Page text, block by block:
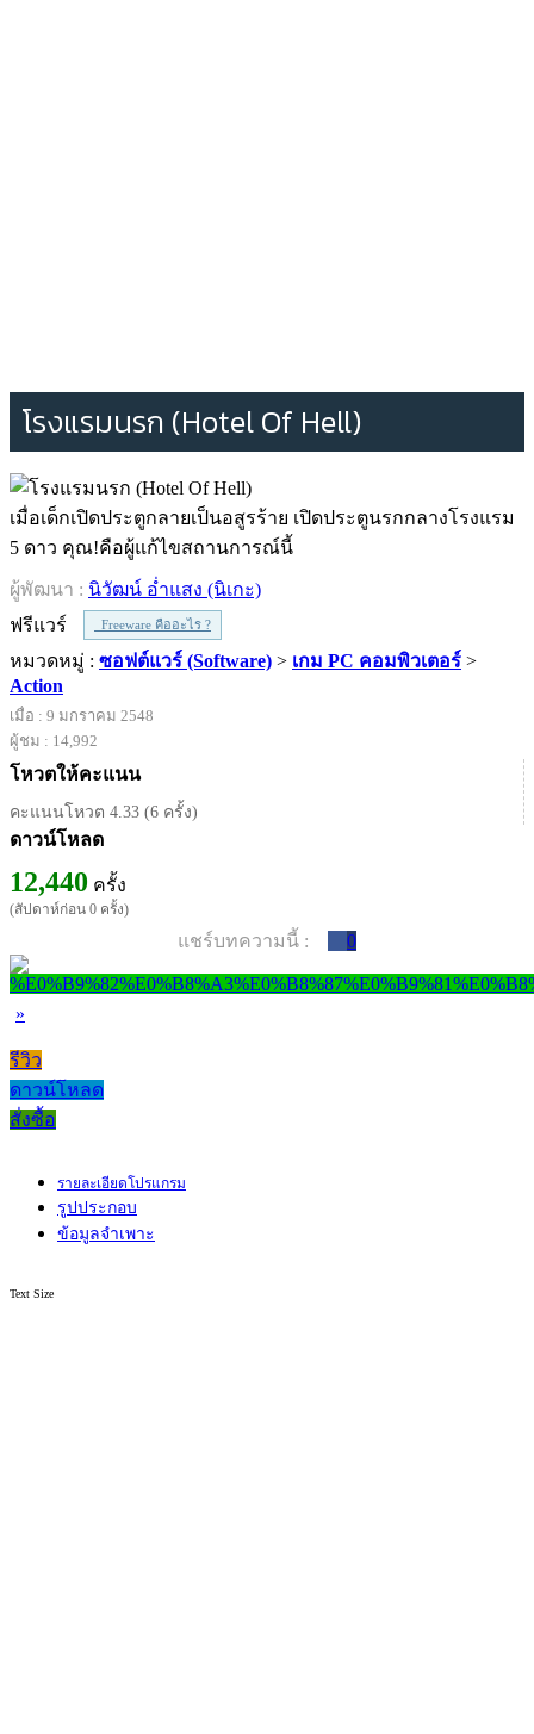
โรงแรมนรก (Hotel Of Hell)
เมื่อเด็กเปิดประตูกลายเป็นอสูรร้าย เปิดประตูนรกกลางโรงแรม
5 ดาว คุณ!คือผู้แก้ไขสถานการณ์นี้
ผู้พัฒนา : นิวัฒน์ อ่ำแสง (นิเกะ)
ฟรีแวร์
Freeware คืออะไร ?
หมวดหมู่ : ซอฟต์แวร์ (Software) > เกม PC คอมพิวเตอร์ >
Action
เมื่อ : 9 มกราคม 2548
ผู้ชม : 14,992
โหวตให้คะแนน
คะแนนโหวต 4.33 (6 ครั้ง)
ดาวน์โหลด
12,440 ครั้ง
(สัปดาห์ก่อน 0 ครั้ง)
แชร์บทความนี้ : 0
»
รีวิว
ดาวน์โหลด
สั่งซื้อ
รายละเอียดโปรแกรม
รูปประกอบ
ข้อมูลจำเพาะ
Text Size